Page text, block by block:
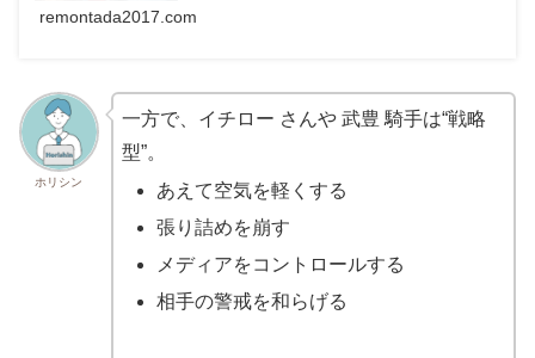
remontada2017.com
ホリシン
一方で、イチロー さんや 武豊 騎手は“戦略
型”。
あえて空気を軽くする
張り詰めを崩す
メディアをコントロールする
相手の警戒を和らげる